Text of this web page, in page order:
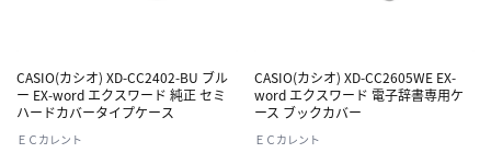
CASIO(カシオ) XD-CC2402-BU ブル
ー EX-word エクスワード 純正 セミ
ハードカバータイプケース
ＥＣカレント
CASIO(カシオ) XD-CC2605WE EX-
word エクスワード 電子辞書専用ケ
ース ブックカバー
ＥＣカレント